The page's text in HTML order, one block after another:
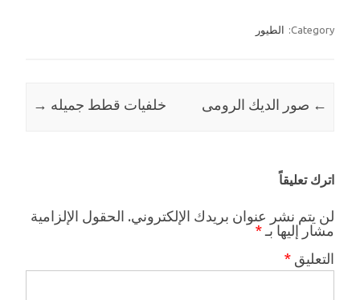
Category: الطيور
Post navigation
← صور الديك الرومى خلفيات قطط جميله →
اترك تعليقاً
لن يتم نشر عنوان بريدك الإلكتروني. الحقول الإلزامية
مشار إليها بـ *
التعليق *